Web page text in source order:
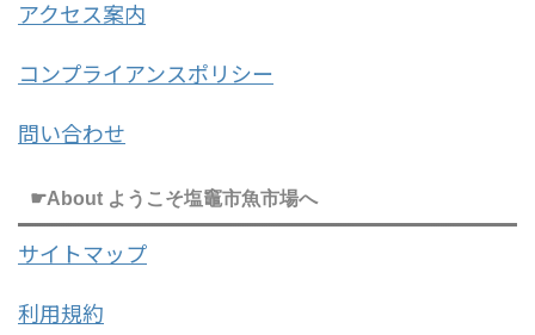
アクセス案内
コンプライアンスポリシー
問い合わせ
☛About ようこそ塩竈市魚市場へ
サイトマップ
利用規約